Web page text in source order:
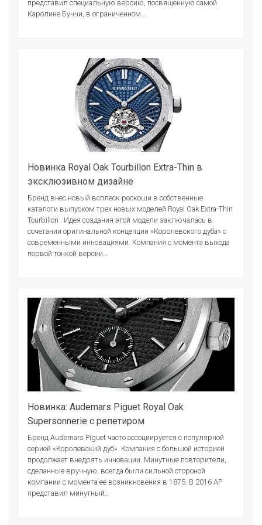
представил специальную версию, посвященную самой
Каролине Буччи, в ограниченном...
Новинка Royal Oak Tourbillon Extra-Thin в
эксклюзивном дизайне
Бренд внес новый всплеск роскоши в собственные
каталоги выпуском трех новых моделей Royal Oak Extra-Thin
Tourbillon . Идея создания этой модели заключалась в
сочетании оригинальной концепции «Королевского дуба» с
современными инновациями. Компания с момента выхода
первой тонкой версии...
Новинка: Audemars Piguet Royal Oak
Supersonnerie с репетиром
Бренд Audemars Piguet часто ассоциируется с популярной
серией «Королевский дуб». Компания с большой историей
продолжает внедрять инновации. Минутные повторители,
сделанные вручную, всегда были сильной стороной
компании с момента ее возникновения в 1875. В 2016 АР
представил минутный...